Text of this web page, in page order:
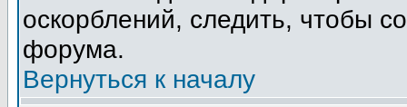
оскорблений, следить, чтобы
форума.
Вернуться к началу